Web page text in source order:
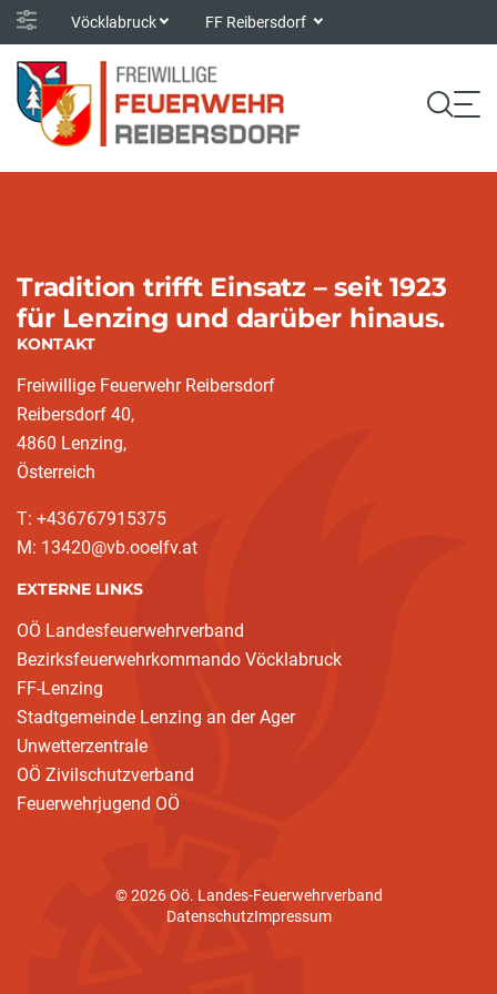
Vöcklabruck FF Reibersdorf
Tradition trifft Einsatz – seit 1923
für Lenzing und darüber hinaus.
KONTAKT
Freiwillige Feuerwehr Reibersdorf
Reibersdorf 40,
4860 Lenzing,
Österreich
T: +436767915375
M: 13420@vb.ooelfv.at
EXTERNE LINKS
OÖ Landesfeuerwehrverband
Bezirksfeuerwehrkommando Vöcklabruck
FF-Lenzing
Stadtgemeinde Lenzing an der Ager
Unwetterzentrale
OÖ Zivilschutzverband
Feuerwehrjugend OÖ
© 2026 Oö. Landes-Feuerwehrverband
DatenschutzImpressum